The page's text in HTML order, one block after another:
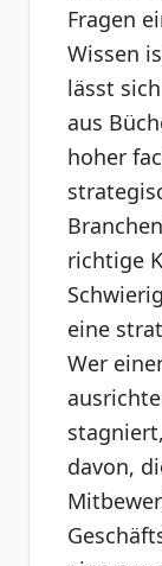
Fragen
Wissen
lässt
aus
hoher
richtige
eine
Wer
davon,